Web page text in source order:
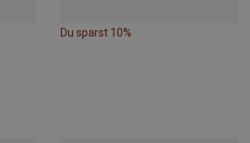
Du sparst 10%